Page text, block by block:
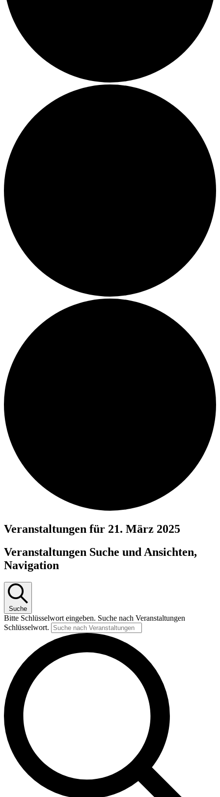
Veranstaltungen für 21. März 2025
Veranstaltungen Suche und Ansichten,
Navigation
Suche
Bitte Schlüsselwort eingeben. Suche nach Veranstaltungen
Schlüsselwort.